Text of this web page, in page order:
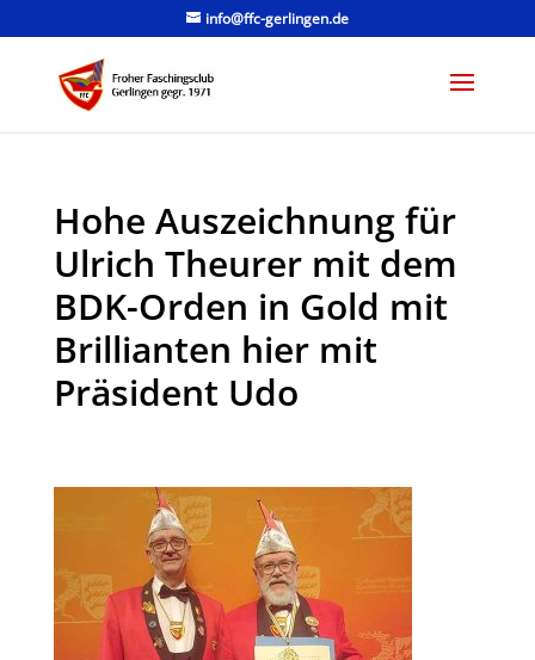
info@ffc-gerlingen.de
Hohe Auszeichnung für
Ulrich Theurer mit dem
BDK-Orden in Gold mit
Brillianten hier mit
Präsident Udo